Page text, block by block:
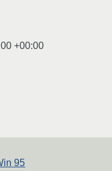
+00:00
95